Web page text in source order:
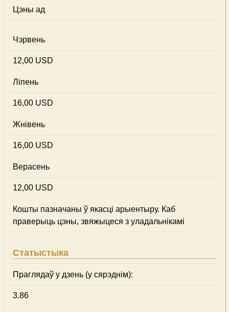
Цэны ад
Чэрвень
12,00 USD
Ліпень
16,00 USD
Жнівень
16,00 USD
Верасень
12,00 USD
Кошты пазначаны ў якасці арыентыру. Каб
праверыць цэны, звяжыцеся з уладальнікамі
Статыстыка
Праглядаў у дзень (у сярэднім):
3.86